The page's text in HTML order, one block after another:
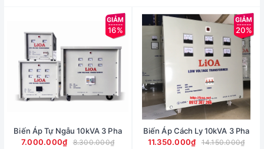
16%
Biến Áp Tự Ngẫu 10kVA 3 Pha
7.000.000₫
8.300.000₫
20%
Biến Áp Cách Ly 10kVA 3 Pha
11.350.000₫
14.150.000₫